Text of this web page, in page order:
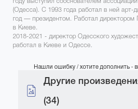
(Одесса). С 1993 года работал в ней арт-
год — президентом. Работал директором
в Киеве.
2018-2021 - директор Одесского
работал в Киеве и Одессе.
Нашли ошибку / хотите дополнить -
Другие
(34)